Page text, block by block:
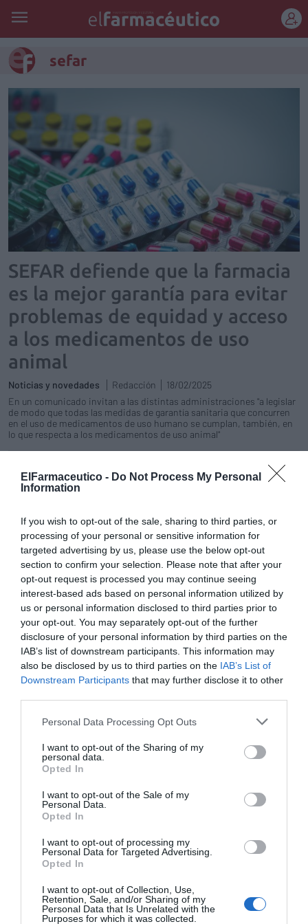
ElFarmaceutico - Do Not Process My Personal
Information
If you wish to opt-out of the sale, sharing to third parties, or
processing of your personal or sensitive information for
targeted advertising by us, please use the below opt-out
section to confirm your selection. Please note that after your
opt-out request is processed you may continue seeing
interest-based ads based on personal information utilized by
us or personal information disclosed to third parties prior to
your opt-out. You may separately opt-out of the further
disclosure of your personal information by third parties on the
IAB’s list of downstream participants. This information may
also be disclosed by us to third parties on the IAB’s List of
Downstream Participants that may further disclose it to other
Personal Data Processing Opt Outs
I want to opt-out of the Sharing of my
personal data.
Opted In
I want to opt-out of the Sale of my
Personal Data.
Opted In
I want to opt-out of processing my
Personal Data for Targeted Advertising.
Opted In
I want to opt-out of Collection, Use,
Retention, Sale, and/or Sharing of my
Personal Data that Is Unrelated with the
Purposes for which it was collected.
sefar
SEFAR defiende que la farmacia
es la mejor garantía para evitar
problemas de equidad y acceso
a los medicamentos de uso
animal
Noticias y novedades Redacción
18/02/2025
En un comunicado invitan a las distintas administraciones "a legislar
de modo que todas las medidas de garantía sanitaria que concurren
en el uso de medicamentos de uso humano se cumplan, también, en
lo que respecta a los medicamentos de uso animal"
La SEFAR lamenta que el Programa
«Farmacia Comunitaria Rural»
03/03/2023
Reacción positiva de SEFAR a la
modificación del Real Decreto por
el que se establecen los márgenes,
deducciones y descuentos
Noticias y novedades
Redacción
30/11/2022
El proyecto Telémaco sigue
creciendo e incorpora a 14 nuevos
hospitales
28/10/2022
de Ley de Ordenación y Atención
Farmacéutica de la Comunidad de
Noticias y novedades
Redacción
28/09/2022
SEFAR Y ASFARVET presentan un